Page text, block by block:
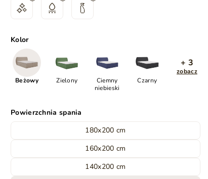
Kolor
Beżowy Zielony
Ciemny
niebieski
Czarny
+ 3
zobacz
Powierzchnia spania
180x200 cm
160x200 cm
140x200 cm